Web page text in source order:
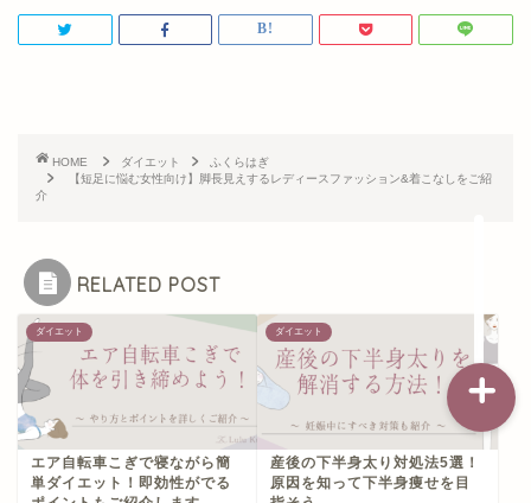
HOME ダイエット
ふくらはぎ
【短足に悩む女性向け】脚長見えするレディースファッション&着こなしをご紹
介
RELATED POST
ダイエット
エア自転車こぎで寝ながら簡
単ダイエット！即効性がでる
ダイエット
産後の下半身太り対処法5選！
原因を知って下半身痩せを目
バストアップ（育乳）